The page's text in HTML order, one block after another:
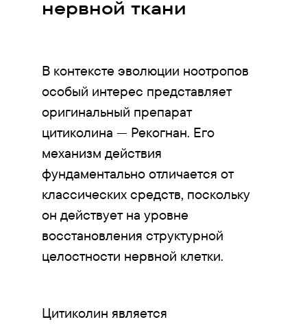
нервной ткани
В контексте эволюции ноотропов
особый интерес представляет
оригинальный препарат
цитиколина — Рекогнан. Его
механизм действия
фундаментально отличается от
классических средств, поскольку
он действует на уровне
восстановления структурной
целостности нервной клетки.
Цитиколин является